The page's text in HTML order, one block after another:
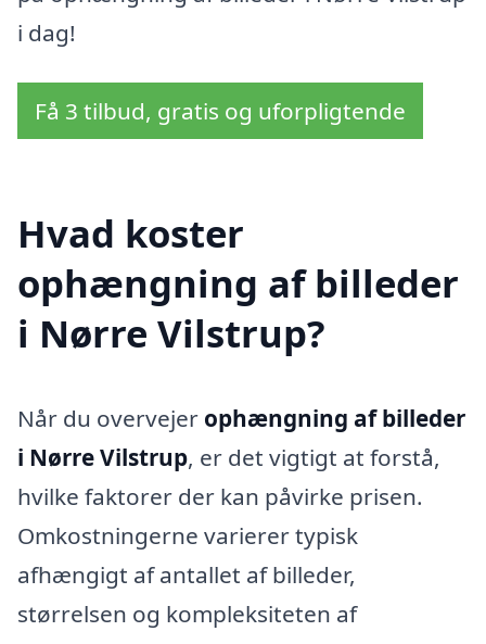
i dag!
Få 3 tilbud, gratis og uforpligtende
Hvad koster
ophængning af billeder
i Nørre Vilstrup?
Når du overvejer ophængning af billeder
i Nørre Vilstrup, er det vigtigt at forstå,
hvilke faktorer der kan påvirke prisen.
Omkostningerne varierer typisk
afhængigt af antallet af billeder,
størrelsen og kompleksiteten af